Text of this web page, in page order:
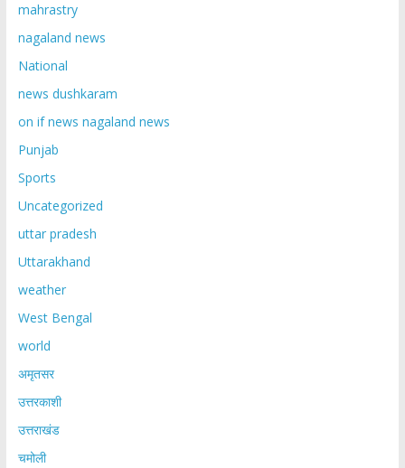
mahrastry
nagaland news
National
news dushkaram
on if news nagaland news
Punjab
Sports
Uncategorized
uttar pradesh
Uttarakhand
weather
West Bengal
world
अमृतसर
उत्तरकाशी
उत्तराखंड
चमोली